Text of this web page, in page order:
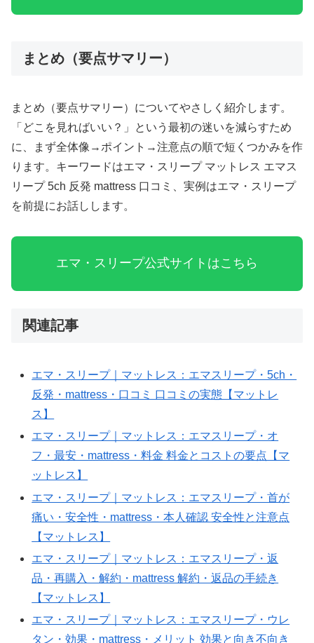
まとめ（要点サマリー）
まとめ（要点サマリー）についてやさしく紹介します。
「どこを見ればいい？」という最初の迷いを減らすため
に、まず全体像→ポイント→注意点の順で短くつかみを作
ります。キーワードはエマ・スリープ マットレス エマス
リープ 5ch 反発 mattress 口コミ、実例はエマ・スリープ
を前提にお話しします。
AIPW-
model=gpt-
mini;
13T04:46:33Z;
slug=ema-
suripu-
reviews-
5ch-
mattress-
298efb
エマ・スリープ公式サイトはこちら
関連記事
エマ・スリープ｜マットレス：エマスリープ・5ch・
反発・mattress・口コミ 口コミの実態【マットレ
ス】
エマ・スリープ｜マットレス：エマスリープ・オ
フ・最安・mattress・料金 料金とコストの要点【マ
ットレス】
エマ・スリープ｜マットレス：エマスリープ・首が
痛い・安全性・mattress・本人確認 安全性と注意点
【マットレス】
エマ・スリープ｜マットレス：エマスリープ・返
品・再購入・解約・mattress 解約・返品の手続き
【マットレス】
エマ・スリープ｜マットレス：エマスリープ・ウレ
タン・効果・mattress・メリット 効果と向き不向き